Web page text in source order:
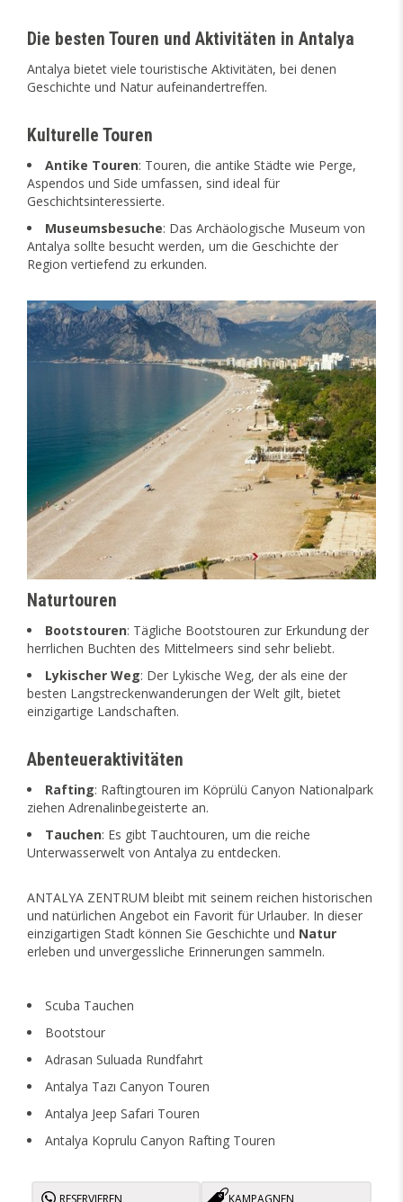
Die besten Touren und Aktivitäten in Antalya
Antalya bietet viele touristische Aktivitäten, bei denen
Geschichte und Natur aufeinandertreffen.
Kulturelle Touren
Antike Touren: Touren, die antike Städte wie Perge,
Aspendos und Side umfassen, sind ideal für
Geschichtsinteressierte.
Museumsbesuche: Das Archäologische Museum von
Antalya sollte besucht werden, um die Geschichte der
Region vertiefend zu erkunden.
Naturtouren
Bootstouren: Tägliche Bootstouren zur Erkundung der
herrlichen Buchten des Mittelmeers sind sehr beliebt.
Lykischer Weg: Der Lykische Weg, der als eine der
besten Langstreckenwanderungen der Welt gilt, bietet
einzigartige Landschaften.
Abenteueraktivitäten
Rafting: Raftingtouren im Köprülü Canyon Nationalpark
ziehen Adrenalinbegeisterte an.
Tauchen: Es gibt Tauchtouren, um die reiche
Unterwasserwelt von Antalya zu entdecken.
ANTALYA ZENTRUM bleibt mit seinem reichen historischen
und natürlichen Angebot ein Favorit für Urlauber. In dieser
einzigartigen Stadt können Sie Geschichte und Natur
erleben und unvergessliche Erinnerungen sammeln.
Scuba Tauchen
Bootstour
Adrasan Suluada Rundfahrt
Antalya Tazı Canyon Touren
Antalya Jeep Safari Touren
Antalya Koprulu Canyon Rafting Touren
RESERVIEREN KAMPAGNEN